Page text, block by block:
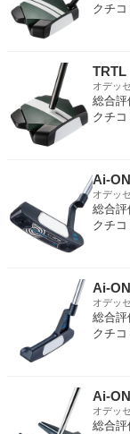
クチ
TRTL
オデッ
総合評
クチ
Ai-
オデッ
総合評
クチ
Ai-
オデッ
総合評
クチ
Ai-
オデッ
総合評